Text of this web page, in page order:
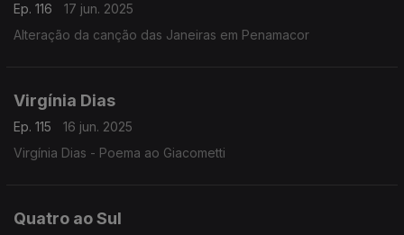
Ep. 116
17 jun. 2025
Alteração da canção das Janeiras em Penamacor
Virgínia Dias
Ep. 115
16 jun. 2025
Virgínia Dias - Poema ao Giacometti
Quatro ao Sul